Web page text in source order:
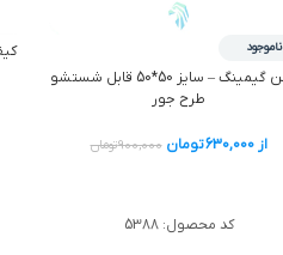
ناموجود
کوسن گیمینگ – سایز 50*50 قابل شستشو
طرح جور
از630,000تومان 900,000تومان
کد محصول:5388